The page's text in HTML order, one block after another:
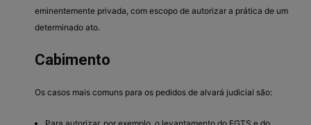
eminentemente privada, com escopo de autorizar a prática de um
determinado ato.
Cabimento
Os casos mais comuns para os pedidos de alvará judicial são: